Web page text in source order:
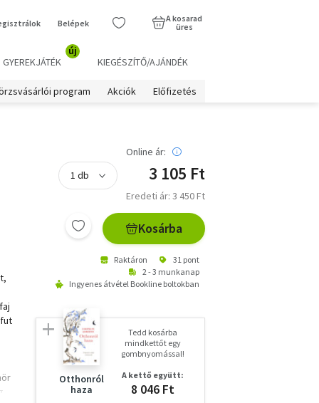
Belépek
A kosarad
üres
GYEREKJÁTÉK
új
KIEGÉSZÍTŐ/AJÁNDÉK
program Akciók Előfizetés
Online ár:
3 105 Ft
Eredeti ár: 3 450 Ft
Kosárba
Raktáron
31 pont
2 - 3 munkanap
Ingyenes átvétel Bookline boltokban
Otthonról
haza
Tedd kosárba
mindkettőt egy
gombnyomással!
A kettő együtt:
8 046 Ft